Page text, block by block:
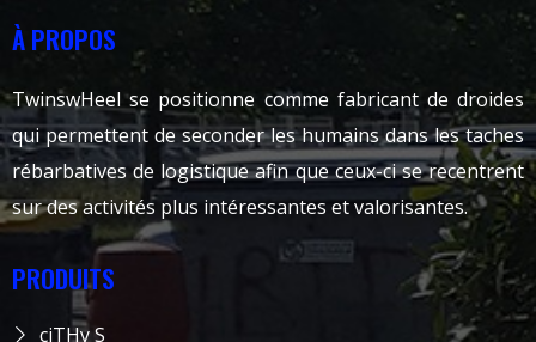
À PROPOS
TwinswHeel se positionne comme fabricant de droides
qui permettent de seconder les humains dans les taches
rébarbatives de logistique afin que ceux-ci se recentrent
sur des activités plus intéressantes et valorisantes.
PRODUITS
ciTHy S